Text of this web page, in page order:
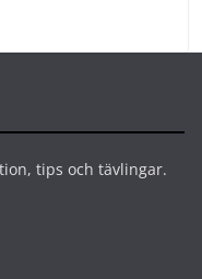
tips och tävlingar.